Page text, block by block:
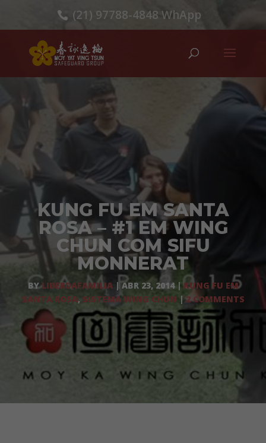
(21) 97788-4848 WhApp
KUNG FU EM SANTA
ROSA – #1 EM WING
CHUN COM SIFU
MONNERAT
BYLIDERDAFAMILIA| ABR 23, 2014|KUNG FU EM
SANTA ROSA, SISTEMA WING CHUN | 2 COMMENTS